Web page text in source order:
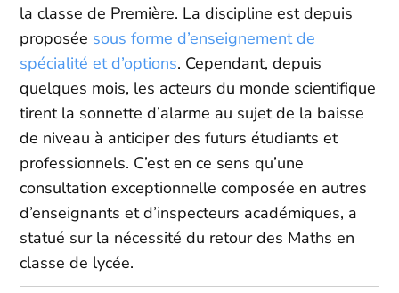
la classe de Première. La discipline est depuis
proposée sous forme d’enseignement de
spécialité et d’options. Cependant, depuis
quelques mois, les acteurs du monde scientifique
tirent la sonnette d’alarme au sujet de la baisse
de niveau à anticiper des futurs étudiants et
professionnels. C’est en ce sens qu’une
consultation exceptionnelle composée en autres
d’enseignants et d’inspecteurs académiques, a
statué sur la nécessité du retour des Maths en
classe de lycée.